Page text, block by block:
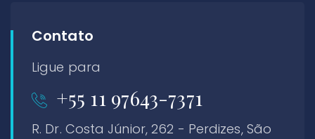
Contato
Ligue para
+55 11 97643-7371
R. Dr. Costa Júnior, 262 - Perdizes, São